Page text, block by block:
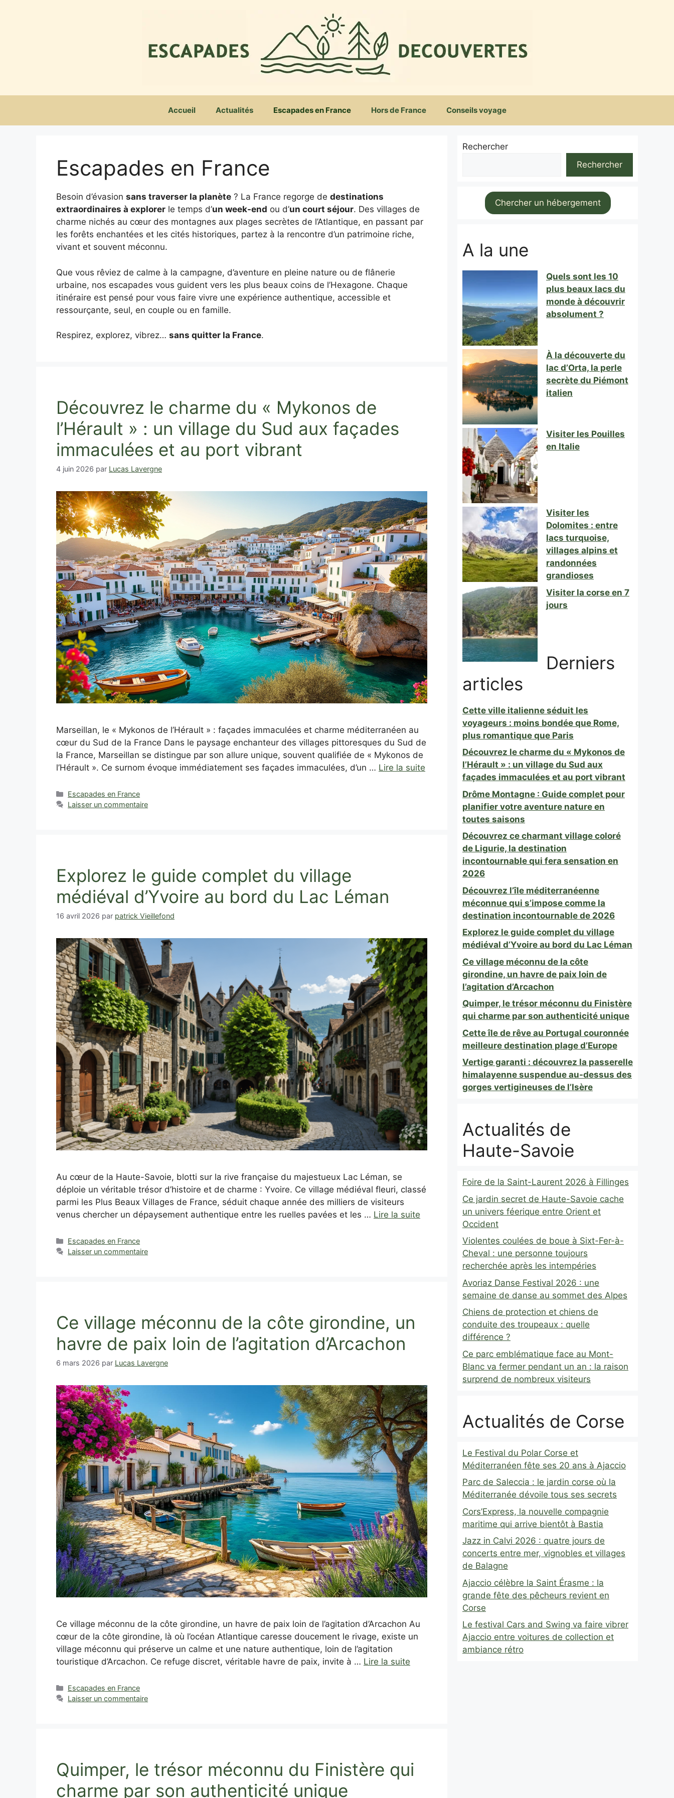
Accueil Actualités Escapades en France Hors de France Conseils voyage
Escapades en France
Besoin d’évasion sans traverser la planète ? La France regorge de destinations
extraordinaires à explorer le temps d’un week-end ou d’un court séjour. Des villages de
charme nichés au cœur des montagnes aux plages secrètes de l’Atlantique, en passant par
les forêts enchantées et les cités historiques, partez à la rencontre d’un patrimoine riche,
vivant et souvent méconnu.
Que vous rêviez de calme à la campagne, d’aventure en pleine nature ou de flânerie
urbaine, nos escapades vous guident vers les plus beaux coins de l’Hexagone. Chaque
itinéraire est pensé pour vous faire vivre une expérience authentique, accessible et
ressourçante, seul, en couple ou en famille.
Respirez, explorez, vibrez… sans quitter la France.
Découvrez le charme du « Mykonos de
l’Hérault » : un village du Sud aux façades
immaculées et au port vibrant
4 juin 2026 par Lucas Lavergne
Marseillan, le « Mykonos de l’Hérault » : façades immaculées et charme méditerranéen au
cœur du Sud de la France Dans le paysage enchanteur des villages pittoresques du Sud de
la France, Marseillan se distingue par son allure unique, souvent qualifiée de « Mykonos de
l’Hérault ». Ce surnom évoque immédiatement ses façades immaculées, d’un … Lire la suite
Catégories
Escapades en France
Laisser un commentaire
Explorez le guide complet du village
médiéval d’Yvoire au bord du Lac Léman
16 avril 2026 par patrick Vieillefond
Au cœur de la Haute-Savoie, blotti sur la rive française du majestueux Lac Léman, se
déploie un véritable trésor d’histoire et de charme : Yvoire. Ce village médiéval fleuri, classé
parmi les Plus Beaux Villages de France, séduit chaque année des milliers de visiteurs
venus chercher un dépaysement authentique entre les ruelles pavées et les … Lire la suite
Catégories
Escapades en France
Laisser un commentaire
Ce village méconnu de la côte girondine, un
havre de paix loin de l’agitation d’Arcachon
6 mars 2026 par Lucas Lavergne
Ce village méconnu de la côte girondine, un havre de paix loin de l’agitation d’Arcachon Au
cœur de la côte girondine, là où l’océan Atlantique caresse doucement le rivage, existe un
village méconnu qui préserve un calme et une nature authentique, loin de l’agitation
touristique d’Arcachon. Ce refuge discret, véritable havre de paix, invite à … Lire la suite
Catégories
Escapades en France
Laisser un commentaire
Quimper, le trésor méconnu du Finistère qui
charme par son authenticité unique
Rechercher
Rechercher
Chercher un hébergement
A la une
Quels sont les 10
plus beaux lacs du
monde à découvrir
absolument ?
À la découverte du
lac d’Orta, la perle
secrète du Piémont
italien
Visiter les Pouilles
en Italie
Visiter les
Dolomites : entre
lacs turquoise,
villages alpins et
randonnées
grandioses
Visiter la corse en 7
jours
Derniers
articles
Cette ville italienne séduit les
voyageurs : moins bondée que Rome,
plus romantique que Paris
Découvrez le charme du « Mykonos de
l’Hérault » : un village du Sud aux
façades immaculées et au port vibrant
Drôme Montagne : Guide complet pour
planifier votre aventure nature en
toutes saisons
Découvrez ce charmant village coloré
de Ligurie, la destination
incontournable qui fera sensation en
2026
Découvrez l’île méditerranéenne
méconnue qui s’impose comme la
destination incontournable de 2026
Explorez le guide complet du village
médiéval d’Yvoire au bord du Lac Léman
Ce village méconnu de la côte
girondine, un havre de paix loin de
l’agitation d’Arcachon
Quimper, le trésor méconnu du Finistère
qui charme par son authenticité unique
Cette île de rêve au Portugal couronnée
meilleure destination plage d’Europe
Vertige garanti : découvrez la passerelle
himalayenne suspendue au-dessus des
gorges vertigineuses de l’Isère
Actualités de
Haute-Savoie
Foire de la Saint-Laurent 2026 à Fillinges
Ce jardin secret de Haute-Savoie cache
un univers féerique entre Orient et
Occident
Violentes coulées de boue à Sixt-Fer-à-
Cheval : une personne toujours
recherchée après les intempéries
Avoriaz Danse Festival 2026 : une
semaine de danse au sommet des Alpes
Chiens de protection et chiens de
conduite des troupeaux : quelle
différence ?
Ce parc emblématique face au Mont-
Blanc va fermer pendant un an : la raison
surprend de nombreux visiteurs
Actualités de Corse
Le Festival du Polar Corse et
Méditerranéen fête ses 20 ans à Ajaccio
Parc de Saleccia : le jardin corse où la
Méditerranée dévoile tous ses secrets
Cors’Express, la nouvelle compagnie
maritime qui arrive bientôt à Bastia
Jazz in Calvi 2026 : quatre jours de
concerts entre mer, vignobles et villages
de Balagne
Ajaccio célèbre la Saint Érasme : la
grande fête des pêcheurs revient en
Corse
Le festival Cars and Swing va faire vibrer
Ajaccio entre voitures de collection et
ambiance rétro